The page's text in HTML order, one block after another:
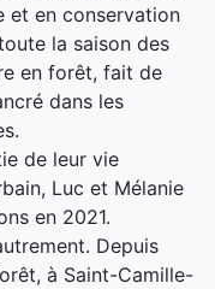
et en conservation
la saison des
en forêt, fait de
dans les
de leur vie
Luc et Mélanie
en 2021.
Depuis
à Saint-Camille-